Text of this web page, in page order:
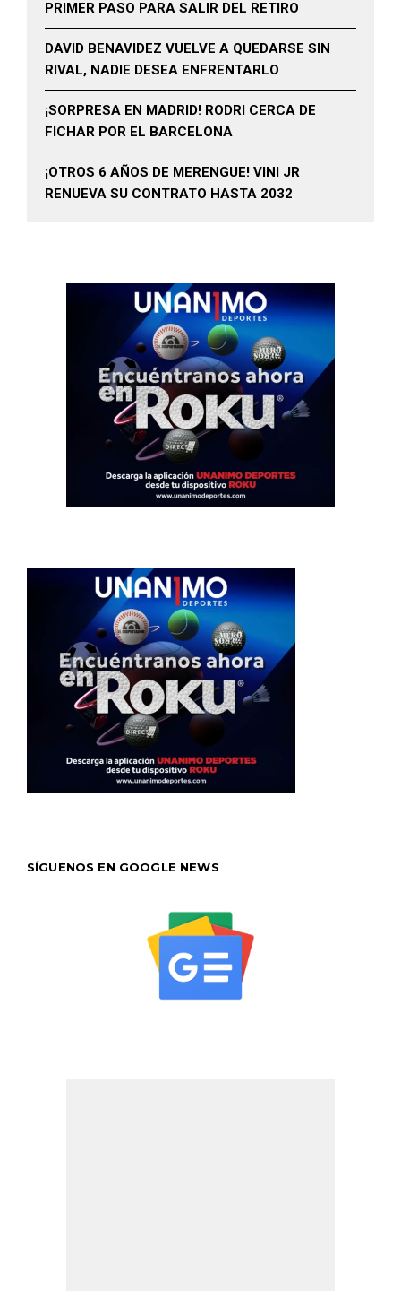
PRIMER PASO PARA SALIR DEL RETIRO
DAVID BENAVIDEZ VUELVE A QUEDARSE SIN
RIVAL, NADIE DESEA ENFRENTARLO
¡SORPRESA EN MADRID! RODRI CERCA DE
FICHAR POR EL BARCELONA
¡OTROS 6 AÑOS DE MERENGUE! VINI JR
RENUEVA SU CONTRATO HASTA 2032
SÍGUENOS EN GOOGLE NEWS